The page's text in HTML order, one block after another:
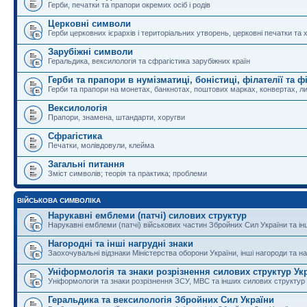
Герби, печатки та прапори окремих осіб і родів
Церковні символи
Герби церковних ієрархів і територіальних утворень, церковні печатки та
Зарубіжні символи
Геральдика, вексилологія та сфрагістика зарубіжних країн
Герби та прапори в нумізматиці, боністиці, філателії та
Герби та прапори на монетах, банкнотах, поштових марках, конвертах,
Вексилологія
Прапори, знамена, штандарти, хоругви
Сфрагістика
Печатки, молівдовули, клейма
Загальні питання
Зміст символів; теорія та практика; проблеми
ВІЙСЬКОВА СИМВОЛІКА
Нарукавні емблеми (патчі) силових структур
Нарукавні емблеми (патчі) військових частин Збройних Сил України та
Нагородні та інші нагрудні знаки
Заохочувальні відзнаки Міністерства оборони України, інші нагороди та
Уніформологія та знаки розрізнення силових структур
Уніформологія та знаки розрізнення ЗСУ, МВС та інших силових структур
Геральдика та вексилологія Збройних Сил України